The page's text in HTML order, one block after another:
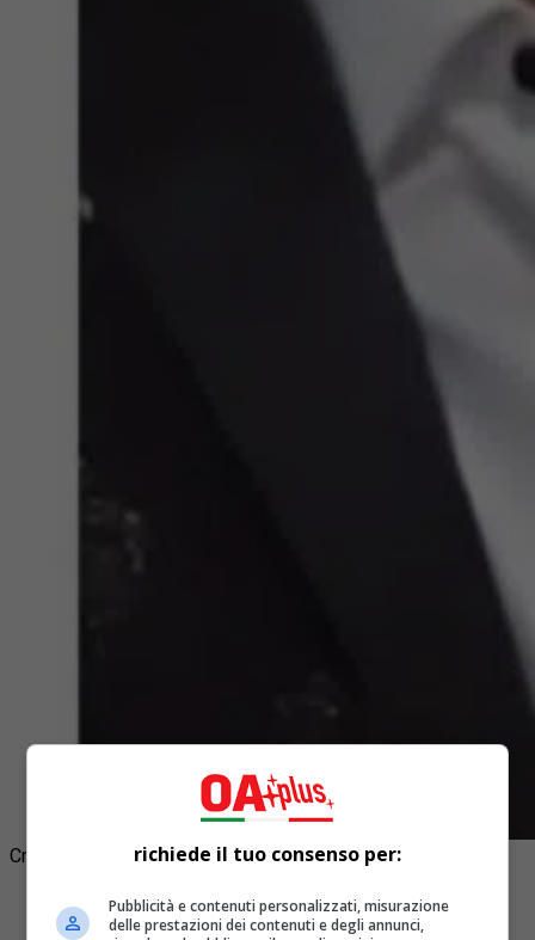
Crediti Foto Oaplusrichiede il tuo consenso per:
Pubblicità e contenuti personalizzati, misurazione
delle prestazioni dei contenuti e degli annunci,